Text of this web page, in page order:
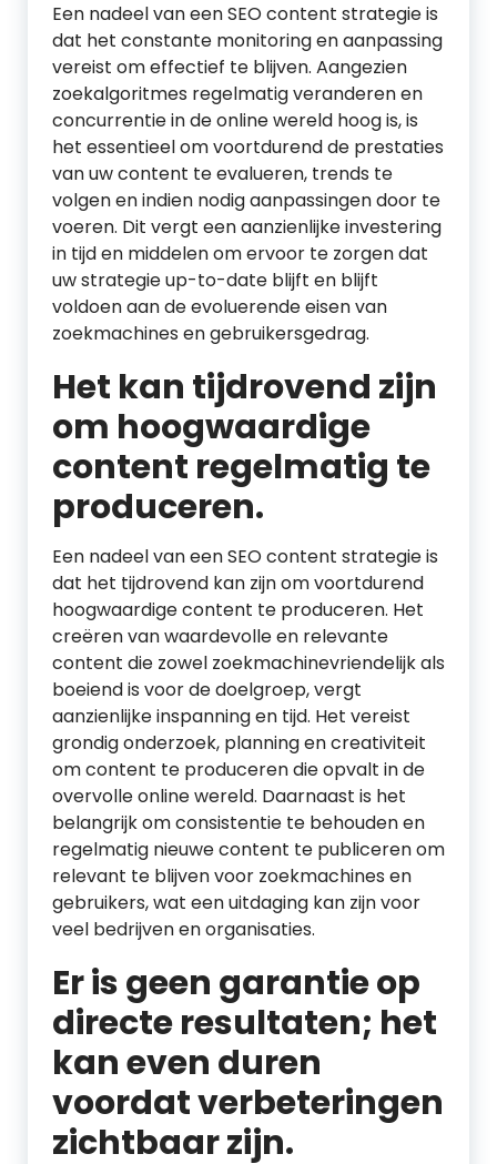
Een nadeel van een SEO content strategie is
dat het constante monitoring en aanpassing
vereist om effectief te blijven. Aangezien
zoekalgoritmes regelmatig veranderen en
concurrentie in de online wereld hoog is, is
het essentieel om voortdurend de prestaties
van uw content te evalueren, trends te
volgen en indien nodig aanpassingen door te
voeren. Dit vergt een aanzienlijke investering
in tijd en middelen om ervoor te zorgen dat
uw strategie up-to-date blijft en blijft
voldoen aan de evoluerende eisen van
zoekmachines en gebruikersgedrag.
Het kan tijdrovend zijn
om hoogwaardige
content regelmatig te
produceren.
Een nadeel van een SEO content strategie is
dat het tijdrovend kan zijn om voortdurend
hoogwaardige content te produceren. Het
creëren van waardevolle en relevante
content die zowel zoekmachinevriendelijk als
boeiend is voor de doelgroep, vergt
aanzienlijke inspanning en tijd. Het vereist
grondig onderzoek, planning en creativiteit
om content te produceren die opvalt in de
overvolle online wereld. Daarnaast is het
belangrijk om consistentie te behouden en
regelmatig nieuwe content te publiceren om
relevant te blijven voor zoekmachines en
gebruikers, wat een uitdaging kan zijn voor
veel bedrijven en organisaties.
Er is geen garantie op
directe resultaten; het
kan even duren
voordat verbeteringen
zichtbaar zijn.